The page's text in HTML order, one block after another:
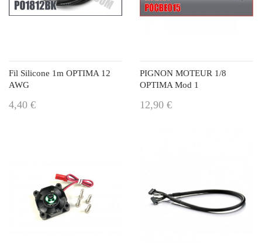
Fil Silicone 1m OPTIMA 12
AWG
4,40 €
PIGNON MOTEUR 1/8
OPTIMA Mod 1
12,90 €